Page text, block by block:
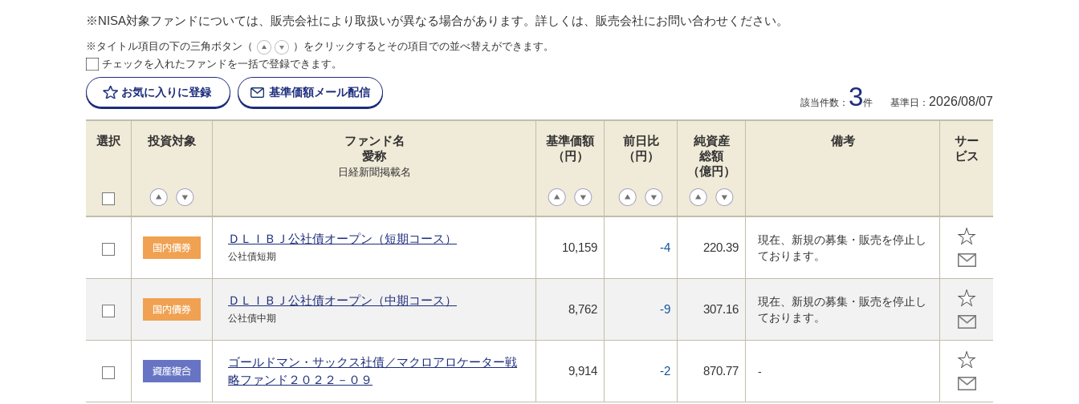
※NISA対象ファンドについては、販売会社により取扱いが異なる場合があります。詳しくは、販売会社にお問い合わせください。
※タイトル項目の下の三角ボタン（
）をクリックするとその項目での並べ替えができます。
チェックを入れたファンドを一括で登録できます。
お気に入りに登録 基準価額メール配信
該当件数： 3件 基準日： 2026/08/07
選択 投資対象
ファンド名
愛称
日経新聞掲載名
基準価額
（円）
前日比
（円）
純資産
総額
（億円）
備考
サー
ビス
ＤＬＩＢＪ公社債オープン（短期コース）
公社債短期
10,159 -4 220.39
現在、新規の募集・販売を停止し
ております。
ＤＬＩＢＪ公社債オープン（中期コース）
公社債中期
8,762 -9 307.16
現在、新規の募集・販売を停止し
ております。
ゴールドマン・サックス社債／マクロアロケーター戦
略ファンド２０２２－０９
9,914 -2 870.77 -